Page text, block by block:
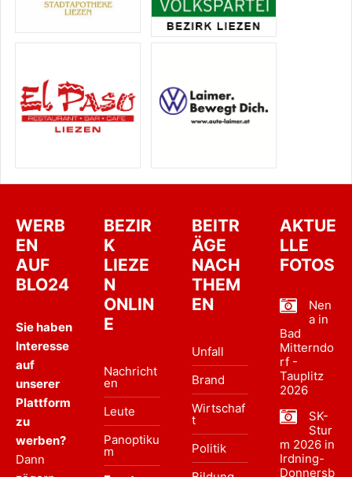
WERB
EN
AUF
BLO24
Sie haben
Interesse
auf
unserer
Plattform
zu
werben?
Dann
BEZIR
K
LIEZE
N
ONLIN
E
Nachricht
en
Leute
Panoptiku
m
BEITR
ÄGE
NACH
THEM
EN
Unfall
Brand
Wirtschaf
t
Politik
AKTUE
LLE
FOTOS
Nen
a in
Bad
Mitterndo
rf -
Tauplitz
2026
SK-
Stur
m 2026 in
Irdning-
Donnersb